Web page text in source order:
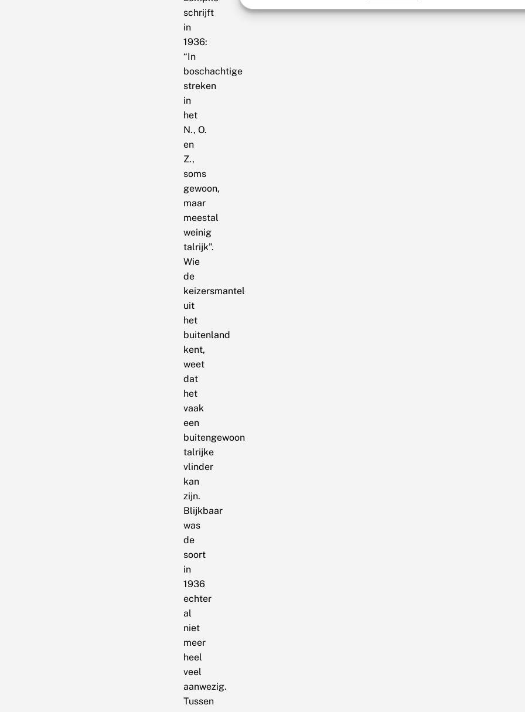
schrijft
in
1936:
“In
boschachtige
streken
in
het
N., O.
en
Z.,
soms
gewoon,
maar
meestal
weinig
talrijk”.
Wie
de
keizersmantel
uit
het
buitenland
kent,
weet
dat
het
vaak
een
buitengewoon
talrijke
vlinder
kan
zijn.
Blijkbaar
was
de
soort
in
1936
echter
al
niet
meer
heel
veel
aanwezig.
Tussen